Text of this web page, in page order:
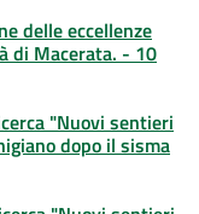
delle eccellenze
di Macerata. - 10
"Nuovi sentieri
dopo il sisma